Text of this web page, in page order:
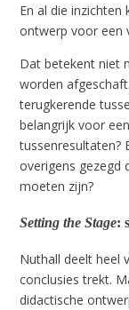
En al die
ontwerp voor een
Dat betekent niet
worden
terugkerende
belangrijk voor
tussenresultaten?
overigens gezegd
moeten zijn?
Setting the Stage:
Nuthall deelt heel
conclusies trekt.
didactische